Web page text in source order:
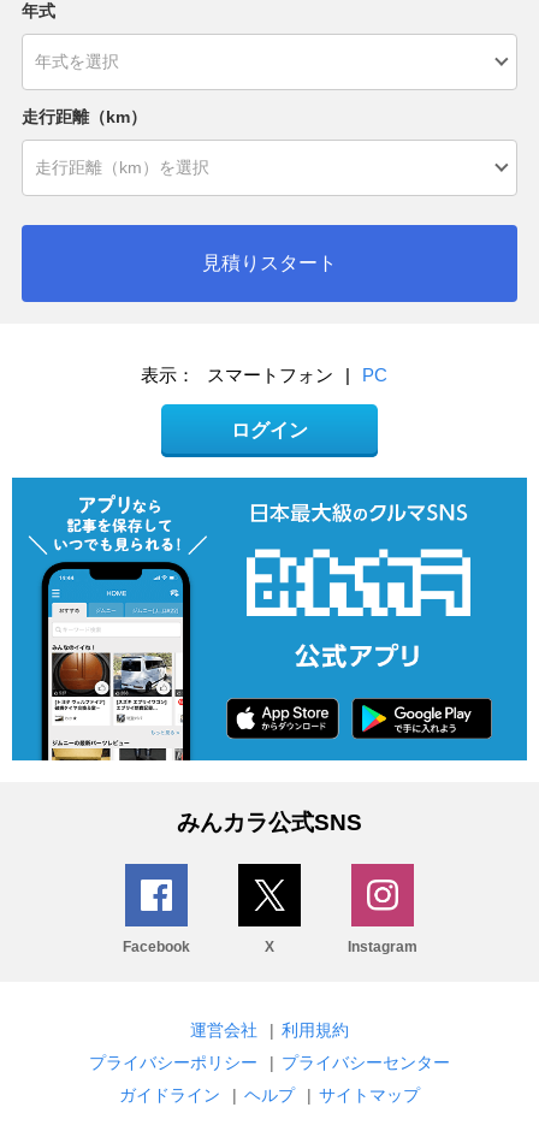
年式
走行距離（km）
見積りスタート
表示： スマートフォン | PC
ログイン
みんカラ公式SNS
Facebook X Instagram
運営会社 | 利用規約
プライバシーポリシー
| プライバシーセンター
ガイドライン
| ヘルプ | サイトマップ